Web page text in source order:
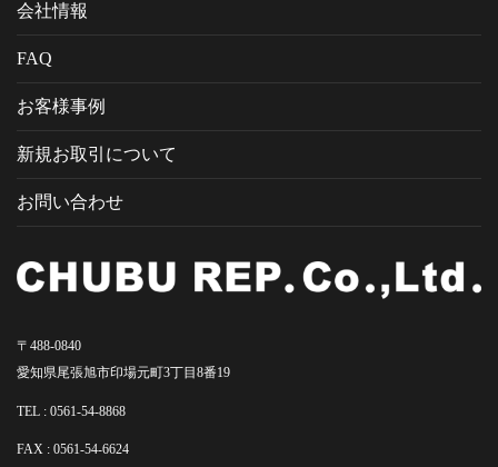
会社情報
FAQ
お客様事例
新規お取引について
お問い合わせ
〒488-0840
愛知県尾張旭市印場元町3丁目8番19
TEL : 0561-54-8868
FAX : 0561-54-6624